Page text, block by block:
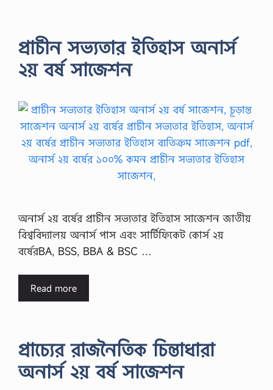
প্রাচীন সভ্যতার ইতিহাস অনার্স
২য় বর্ষ সাজেশন
অনার্স ২য় বর্ষের প্রাচীন সভ্যতার ইতিহাস সাজেশন জাতীয়
বিশ্ববিদ্যালয় অনার্স পাস এবং সার্টিফিকেট কোর্স ২য়
বর্ষেরBA, BSS, BBA & BSC …
Read more
প্রাচ্যের রাজনৈতিক চিন্তাধারা
অনার্স ২য় বর্ষ সাজেশন